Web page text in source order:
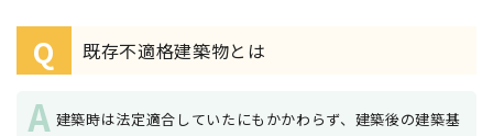
Q 既存不適格建築物とは
建築時は法定適合していたにもかかわらず、建築後の建築基